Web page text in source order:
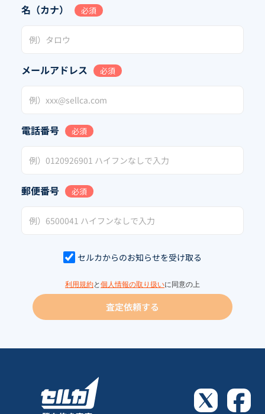
名（カナ） 必須
メールアドレス 必須
電話番号 必須
郵便番号 必須
セルカからのお知らせを受け取る
利用規約と 個人情報の取り扱いに同意の上
査定依頼する